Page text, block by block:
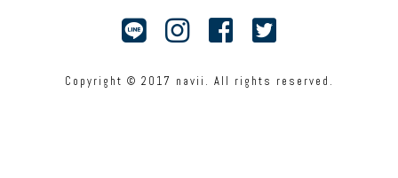
Copyright © 2017 navii. All rights reserved.